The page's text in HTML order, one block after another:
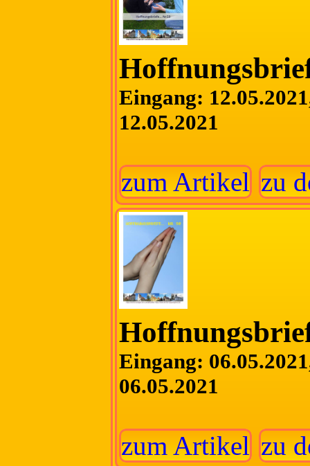
Eingang:
12.05.2021
zum Artikel zu
Eingang:
06.05.2021
zum Artikel zu